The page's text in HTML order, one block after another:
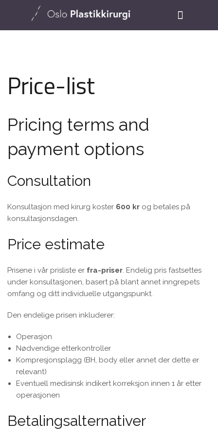
Price-list
Pricing terms and
payment options
Consultation
Konsultasjon med kirurg koster 600 kr og betales på
konsultasjonsdagen.
Price estimate
Prisene i vår prisliste er fra-priser. Endelig pris fastsettes
under konsultasjonen, basert på blant annet inngrepets
omfang og ditt individuelle utgangspunkt.
Den endelige prisen inkluderer:
Operasjon
Nødvendige etterkontroller
Kompresjonsplagg (BH, body eller annet der dette er
relevant)
Eventuell medisinsk indikert korreksjon innen 1 år etter
operasjonen
Betalingsalternativer